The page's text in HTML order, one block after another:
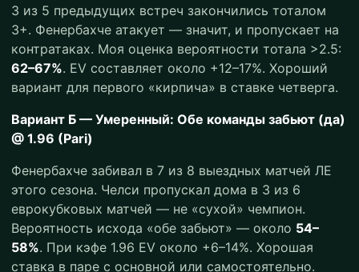
3 из 5 предыдущих встреч закончились тоталом
3+. Фенербахче атакует — значит, и пропускает на
контратаках. Моя оценка вероятности тотала >2.5:
62–67%. EV составляет около +12–17%. Хороший
вариант для первого «кирпича» в ставке четверга.
Вариант Б — Умеренный: Обе команды забьют (да)
@ 1.96 (Pari)
Фенербахче забивал в 7 из 8 выездных матчей ЛЕ
этого сезона. Челси пропускал дома в 3 из 6
еврокубковых матчей — не «сухой» чемпион.
Вероятность исхода «обе забьют» — около 54–
58%. При кэфе 1.96 EV около +6–14%. Хорошая
ставка в паре с основной или самостоятельно.